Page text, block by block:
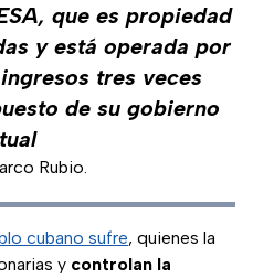
que es propiedad
y está operada por
tres veces
de su gobierno
Rubio.
cubano sufre, quienes la
y controlan la